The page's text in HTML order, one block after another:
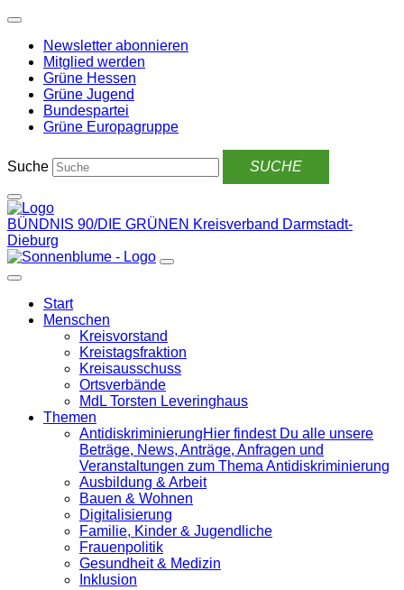
Weiter
Inhalt
Newsletter abonnieren
Mitglied werden
Grüne Hessen
Grüne Jugend
Bundespartei
Grüne Europagruppe
Suche
BÜNDNIS 90/DIE GRÜNEN Kreisverband Darmstadt-
Dieburg
Start
Menschen
Kreisvorstand
Kreistagsfraktion
Kreisausschuss
Ortsverbände
MdL Torsten Leveringhaus
Themen
Antidiskrimi­nierungHier findest Du alle unsere
Beträge, News, Anträge, Anfragen und
Veranstaltungen zum Thema Antidiskriminierung
Ausbildung & Arbeit
Bauen & Wohnen
Digitalisierung
Familie, Kinder & Jugendliche
Frauenpolitik
Gesundheit & Medizin
Inklusion